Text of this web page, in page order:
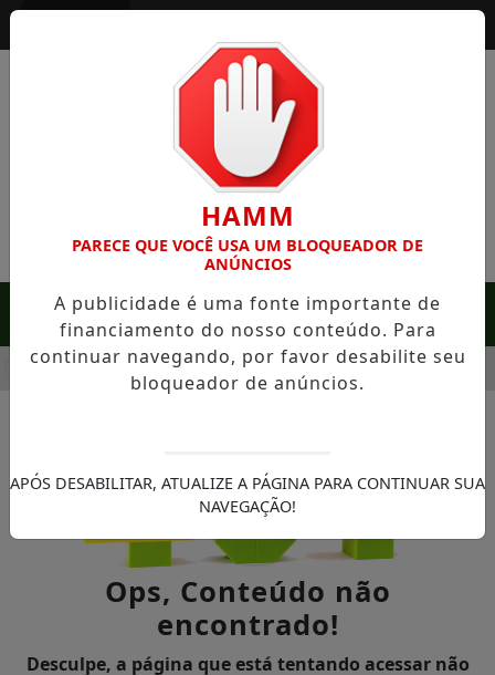
MENU
RARA EM SERRA NEGRA: FAZENDA COM 488 HECTARES UNE
Ops, Conteúdo não
encontrado!
Desculpe, a página que está tentando acessar não
HAMM
PARECE QUE VOCÊ USA UM BLOQUEADOR DE
ANÚNCIOS
A publicidade é uma fonte importante de
financiamento do nosso conteúdo. Para
continuar navegando, por favor desabilite seu
bloqueador de anúncios.
APÓS DESABILITAR, ATUALIZE A PÁGINA PARA CONTINUAR SUA
NAVEGAÇÃO!